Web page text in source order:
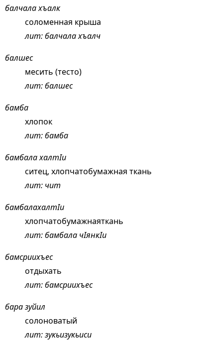
балчала хъалк
соломенная крыша
лит: балчала хъалч
балшес
месить (тесто)
лит: балшес
бамба
хлопок
лит: бамба
бамбала халтIи
ситец, хлопчатобумажная ткань
лит: чит
бамбалахалтIи
хлопчатобумажнаяткань
лит: бамбала чIянкIи
бамсриихъес
отдыхать
лит: бамсриихъес
бара зуйил
солоноватый
лит: зукьизукьиси